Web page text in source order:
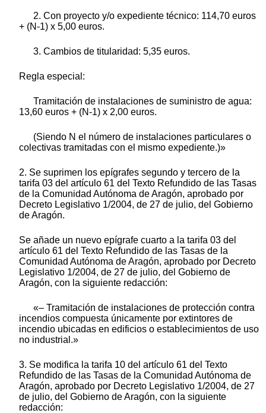
2. Con proyecto y/o expediente técnico: 114,70 euros
+ (N-1) x 5,00 euros.
3. Cambios de titularidad: 5,35 euros.
Regla especial:
Tramitación de instalaciones de suministro de agua:
13,60 euros + (N-1) x 2,00 euros.
(Siendo N el número de instalaciones particulares o
colectivas tramitadas con el mismo expediente.)»
2. Se suprimen los epígrafes segundo y tercero de la
tarifa 03 del artículo 61 del Texto Refundido de las Tasas
de la Comunidad Autónoma de Aragón, aprobado por
Decreto Legislativo 1/2004, de 27 de julio, del Gobierno
de Aragón.
Se añade un nuevo epígrafe cuarto a la tarifa 03 del
artículo 61 del Texto Refundido de las Tasas de la
Comunidad Autónoma de Aragón, aprobado por Decreto
Legislativo 1/2004, de 27 de julio, del Gobierno de
Aragón, con la siguiente redacción:
«– Tramitación de instalaciones de protección contra
incendios compuesta únicamente por extintores de
incendio ubicadas en edificios o establecimientos de uso
no industrial.»
3. Se modifica la tarifa 10 del artículo 61 del Texto
Refundido de las Tasas de la Comunidad Autónoma de
Aragón, aprobado por Decreto Legislativo 1/2004, de 27
de julio, del Gobierno de Aragón, con la siguiente
redacción: